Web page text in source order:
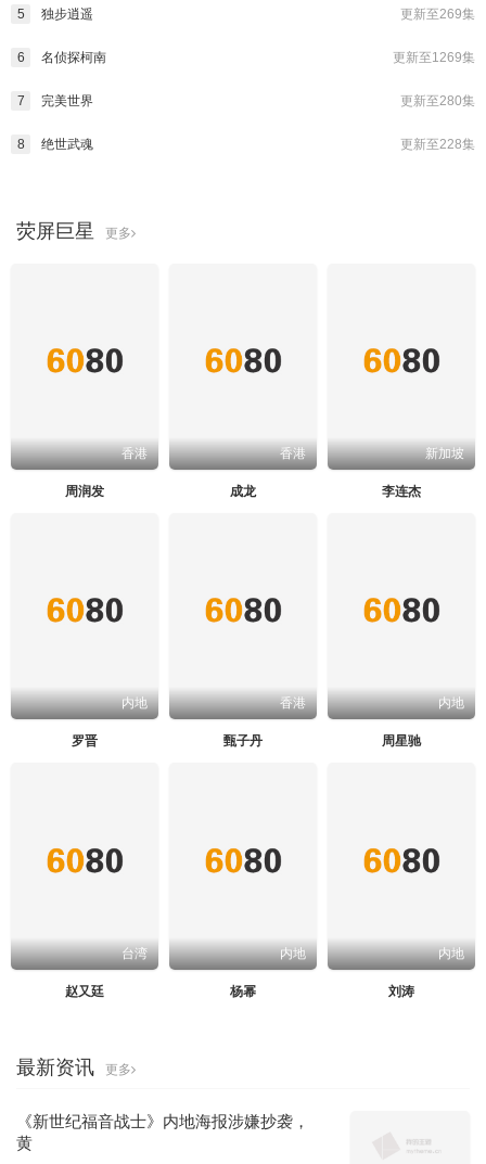
更新至269集
5 独步逍遥
更新至1269集
6 名侦探柯南
更新至280集
7 完美世界
更新至228集
8 绝世武魂
荧屏巨星 更多
香港
周润发
香港
成龙
新加坡
李连杰
内地
罗晋
香港
甄子丹
内地
周星驰
台湾
赵又廷
内地
杨幂
内地
刘涛
最新资讯 更多
《新世纪福音战士》内地海报涉嫌抄袭，
黄